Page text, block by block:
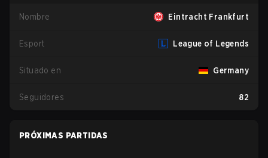
Nombre Eintracht Frankfurt
Esport League of Legends
Situado en Germany
Seguidores 82
PRÓXIMAS PARTIDAS